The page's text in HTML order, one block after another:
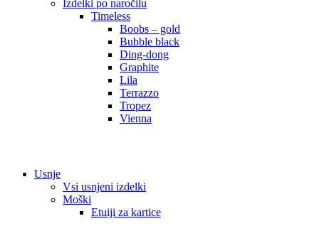
Izdelki po naročilu
Timeless
Boobs – gold
Bubble black
Ding-dong
Graphite
Lila
Terrazzo
Tropez
Vienna
Usnje
Vsi usnjeni izdelki
Moški
Etuiji za kartice